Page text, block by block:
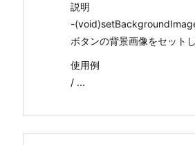
説明
-
ボタンの背景画像をセットし
使用例
/ ...